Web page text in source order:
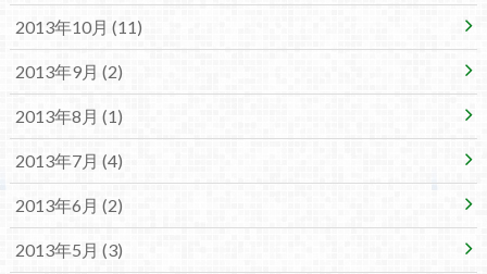
2013年10月 (11)
2013年9月 (2)
2013年8月 (1)
2013年7月 (4)
2013年6月 (2)
2013年5月 (3)